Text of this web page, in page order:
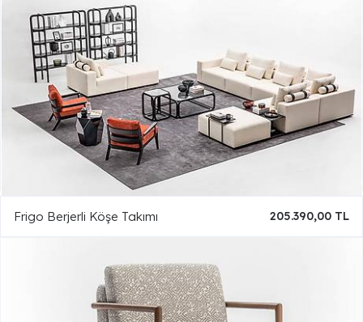
Frigo Berjerli Köşe Takımı 205.390,00 TL